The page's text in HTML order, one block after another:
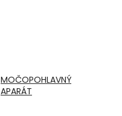
MOČOPOHLAVNÝ
APARÁT